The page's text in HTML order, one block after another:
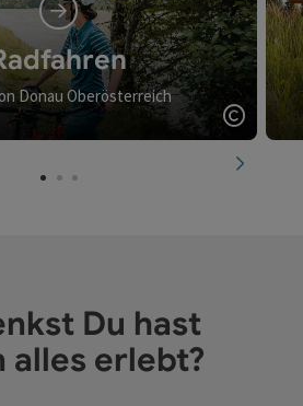
Donau Oberösterreich
Du hast
alles erlebt?